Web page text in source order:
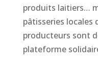
produits laitiers…
pâtisseries locales
producteurs sont
plateforme